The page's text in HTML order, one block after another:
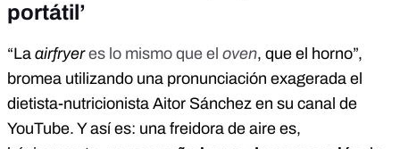
portátil’
“La airfryeres lo mismo que el oven, que el horno”,
bromea utilizando una pronunciación exagerada el
dietista-nutricionista Aitor Sánchez en su canal de
YouTube. Y así es: una freidora de aire es,